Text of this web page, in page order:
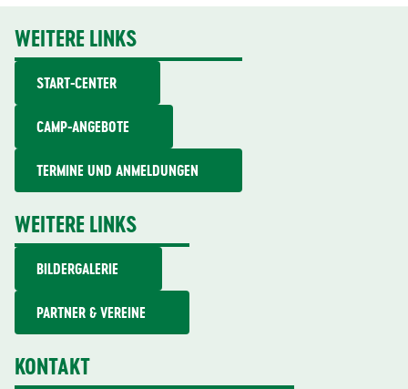
WEITERE LINKS
START-CENTER
CAMP-ANGEBOTE
TERMINE UND ANMELDUNGEN
WEITERE LINKS
BILDERGALERIE
PARTNER & VEREINE
KONTAKT